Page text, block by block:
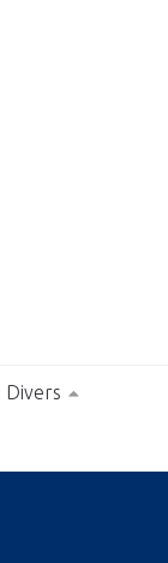
Divers